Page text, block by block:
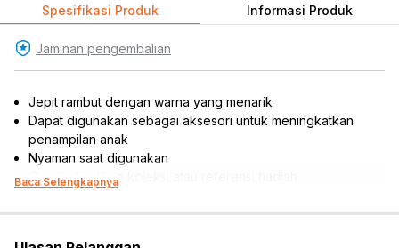
Spesifikasi Produk Informasi Produk
Jaminan pengembalian
Jepit rambut dengan warna yang menarik
Dapat digunakan sebagai aksesori untuk meningkatkan
penampilan anak
Nyaman saat digunakan
Cocok dijadikan koleksi atau referensi hadiah
Material: plastik
Baca Selengkapnya